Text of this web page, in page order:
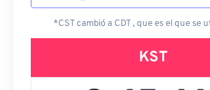
*CST cambió a CDT , que es el que se
KST